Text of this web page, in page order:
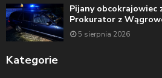
Pijany obcokrajowiec
Prokurator z
5 sierpnia 2026
Kategorie